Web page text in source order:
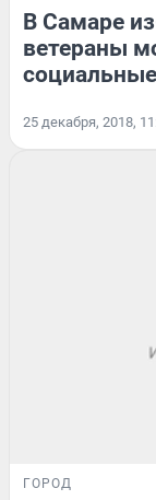
В Самаре
ветераны
25 декабря, 2018,
ГОРОД